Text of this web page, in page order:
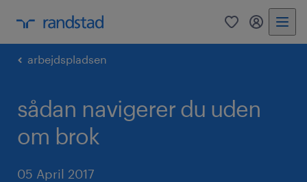
0
arbejdspladsen
sådan navigerer du uden
om brok
05 April 2017